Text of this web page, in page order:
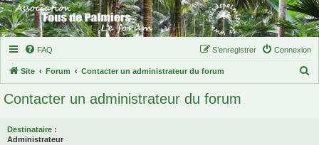
FAQ Connexion
S’enregistrer
Site Forum Contacter un administrateur du forum
Contacter un administrateur du forum
Destinataire :
Administrateur